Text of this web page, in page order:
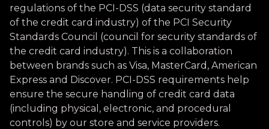
regulations of the PCI-DSS (data security standard
of the credit card industry) of the PCI Security
Standards Council (council for security standards of
the credit card industry). This is a collaboration
between brands such as Visa, MasterCard, American
Express and Discover. PCI-DSS requirements help
ensure the secure handling of credit card data
(including physical, electronic, and procedural
controls) by our store and service providers.